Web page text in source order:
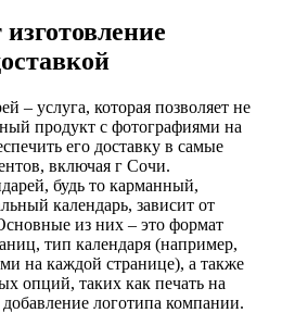
– услуга, которая позволяет не
продукт с фотографиями на
его доставку в самые
включая г Сочи.
будь то карманный,
календарь, зависит от
из них – это формат
тип календаря (например,
на каждой странице), а также
опций, таких как печать на
логотипа компании.